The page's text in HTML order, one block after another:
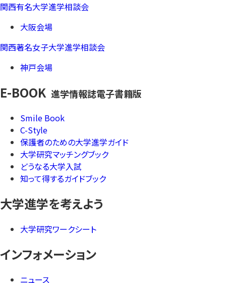
関西有名大学進学相談会
大阪会場
関西著名女子大学進学相談会
神戸会場
E-BOOK 進学情報誌電子書籍版
Smile Book
C-Style
保護者のための大学進学ガイド
大学研究マッチングブック
どうなる大学入試
知って得するガイドブック
大学進学を考えよう
大学研究ワークシート
インフォメーション
ニュース